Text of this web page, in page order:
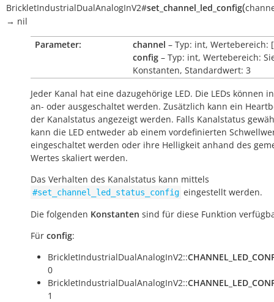
BrickletIndustrialDualAnalogInV2#set_channel_led_config(
→ nil
Parameter:
channel – Typ: int, Wertebereich:
config – Typ: int, Wertebereich:
Konstanten, Standardwert: 3
Jeder Kanal hat eine dazugehörige LED. Die LEDs können
an- oder ausgeschaltet werden. Zusätzlich kann ein
der Kanalstatus angezeigt werden. Falls Kanalstatus
kann die LED entweder ab einem vordefinierten
eingeschaltet werden oder ihre Helligkeit anhand des
Wertes skaliert werden.
Das Verhalten des Kanalstatus kann mittels
#set_channel_led_status_config eingestellt werden.
Die folgenden Konstanten sind für diese Funktion
Für config:
BrickletIndustrialDualAnalogInV2::
0
BrickletIndustrialDualAnalogInV2::
1